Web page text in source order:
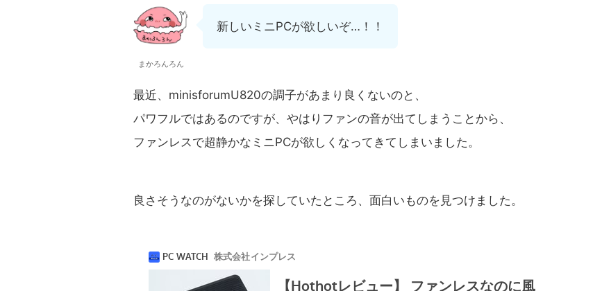
まかろんろん
新しいミニPCが欲しいぞ…！！
最近、minisforumU820の調子があまり良くないのと、
パワフルではあるのですが、やはりファンの音が出てしまうことから、
ファンレスで超静かなミニPCが欲しくなってきてしまいました。
良さそうなのがないかを探していたところ、面白いものを見つけました。